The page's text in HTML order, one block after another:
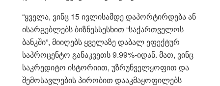
“ყველა, ვინც 15 ივლისამდე დაპორტირდება ან
ისარგებლებს ბიზნესსესხით “საქართველოს
ბანკში”, მიიღებს ყველაზე დაბალ ეფექტურ
საპროცენტო განაკვეთს 9.99%-იდან. მათ, ვინც
საკრედიტო ისტორიით, უზრუნველყოფით და
შემოსავლების პირობით დააკმაყოფილებს